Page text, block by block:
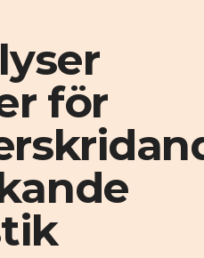
för